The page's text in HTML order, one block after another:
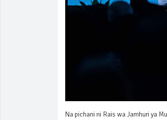
Na pichani ni Rais wa Jamhuri ya